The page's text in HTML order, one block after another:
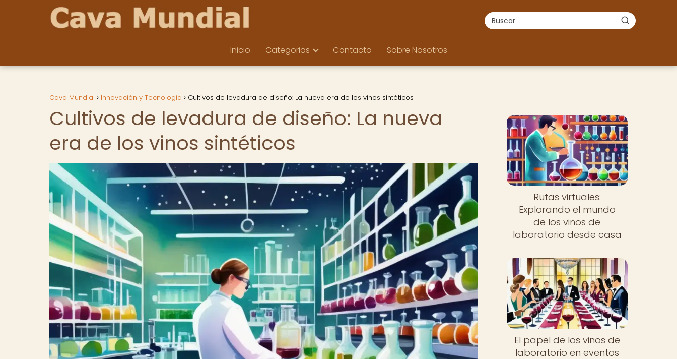
Inicio Categorias Contacto Sobre Nosotros
Cava Mundial Innovación y Tecnología Cultivos de levadura de diseño: La nueva era de los vinos sintéticos
Cultivos de levadura de diseño: La nueva
era de los vinos sintéticos
Rutas virtuales:
Explorando el mundo
de los vinos de
laboratorio desde casa
El papel de los vinos de
laboratorio en eventos